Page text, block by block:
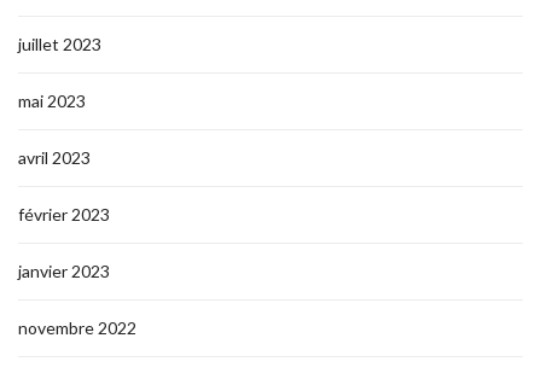
juillet 2023
mai 2023
avril 2023
février 2023
janvier 2023
novembre 2022